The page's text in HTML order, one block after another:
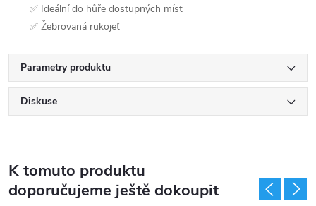
✅ Ideální do hůře dostupných míst
✅ Žebrovaná rukojeť
Parametry produktu
Diskuse
K tomuto produktu
doporučujeme ještě dokoupit